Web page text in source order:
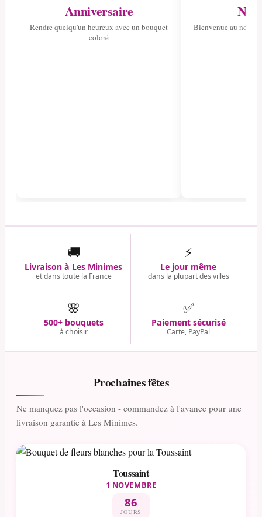
Anniversaire
Rendre quelqu'un heureux avec un bouquet
coloré
Bienvenue au
🚚
Livraison à Les Minimes
et dans toute la France
⚡
Le jour même
dans la plupart des villes
🌸
500+ bouquets
à choisir
✅
Paiement sécurisé
Carte, PayPal
Prochaines fêtes
Ne manquez pas l'occasion - commandez à l'avance pour une
livraison garantie à Les Minimes.
Toussaint
1 NOVEMBRE
86
JOURS